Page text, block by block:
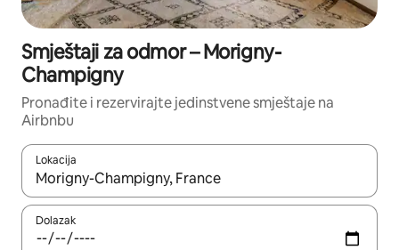
Smještaji za odmor – Morigny-
Champigny
Pronađite i rezervirajte jedinstvene smještaje na
Airbnbu
Lokacija
Kada budu dostupni rezultati, moći ćete ih pregledati
Dolazak